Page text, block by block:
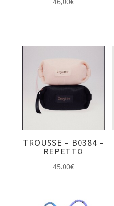
TROUSSE – B0384 –
REPETTO
45,00€